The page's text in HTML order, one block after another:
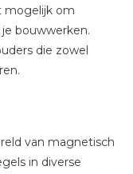
mogelijk om
bouwwerken.
die zowel
van magnetisch
in diverse